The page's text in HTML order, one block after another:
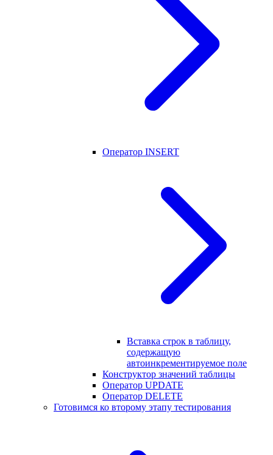
Оператор INSERT
Вставка строк в таблицу,
содержащую
автоинкрементируемое поле
Конструктор значений таблицы
Оператор UPDATE
Оператор DELETE
Готовимся ко второму этапу тестирования